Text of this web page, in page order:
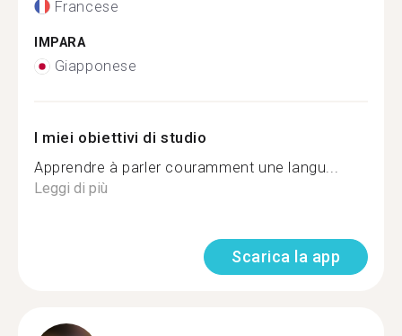
Francese
IMPARA
Giapponese
I miei obiettivi di studio
Apprendre à parler couramment une langu...
Leggi di più
Scarica la app